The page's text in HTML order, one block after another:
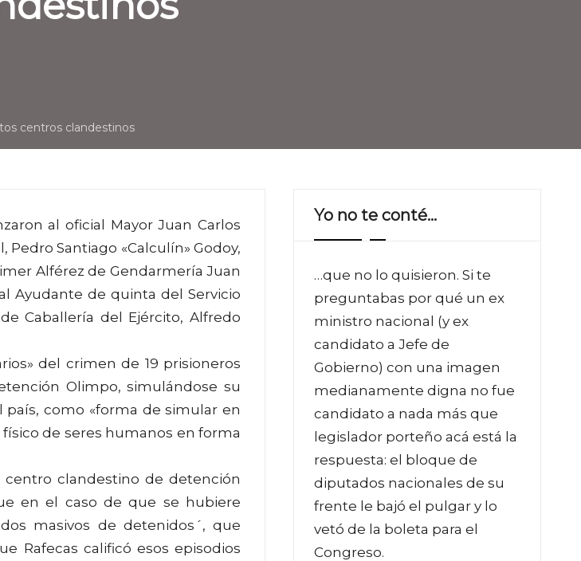
centros clandestinos
al oficial Mayor Juan Carlos
Pedro Santiago «Calculín» Godoy,
Alférez de Gendarmería Juan
Ayudante de quinta del Servicio
Caballería del Ejército, Alfredo
del crimen de 19 prisioneros
Olimpo, simulándose su
país, como «forma de simular en
de seres humanos en forma
clandestino de detención
en el caso de que se hubiere
masivos de detenidos´, que
Rafecas calificó esos episodios
Yo no te conté…
…que no lo quisieron. Si te
preguntabas por qué un ex
ministro nacional (y ex
candidato a Jefe de
Gobierno) con una imagen
medianamente digna no fue
candidato a nada más que
legislador porteño acá está la
respuesta: el bloque de
diputados nacionales de su
frente le bajó el pulgar y lo
vetó de la boleta para el
Congreso.